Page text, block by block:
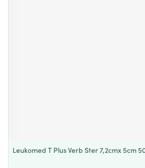
Leukomed T Plus Verb Ster 7,2cmx 5cm